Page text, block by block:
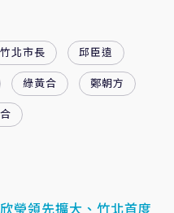
竹北市長
邱臣遠
綠黃合
鄭朝方
瑩領先擴大、竹北首度